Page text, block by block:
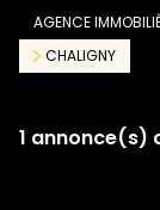
AGENCE
CHALIGNY
1 annonce(s)